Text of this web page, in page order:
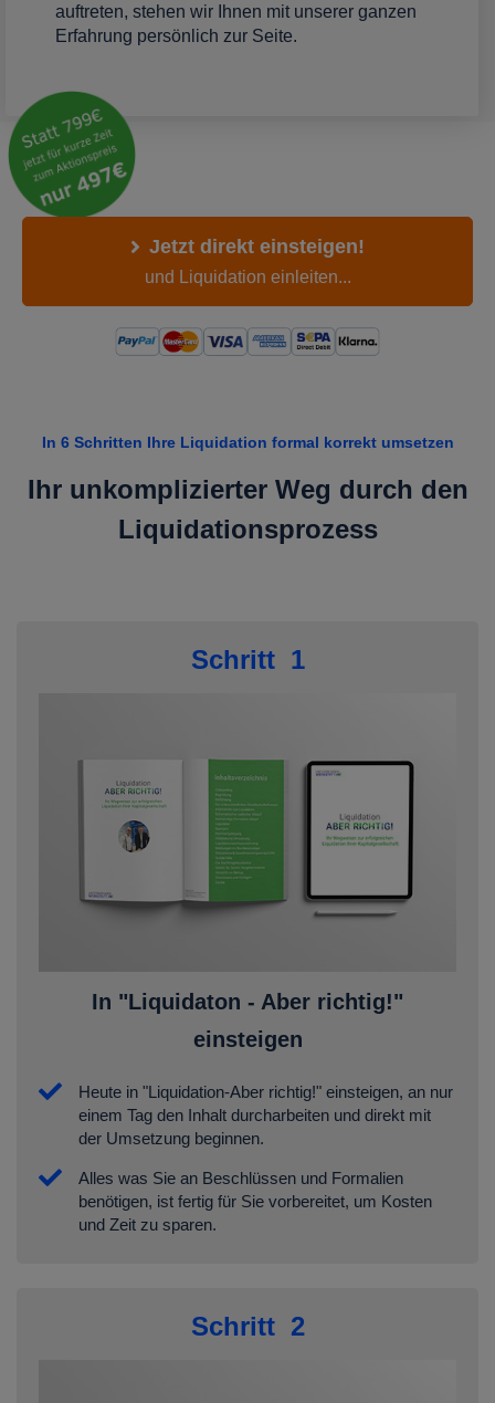
auftreten, stehen wir Ihnen mit unserer ganzen
Erfahrung persönlich zur Seite.
Jetzt direkt einsteigen!
und Liquidation einleiten...
In 6 Schritten Ihre Liquidation formal korrekt umsetzen
Ihr unkomplizierter Weg durch den
Liquidationsprozess
Schritt 1
In "Liquidaton - Aber richtig!"
einsteigen
Heute in "Liquidation-Aber richtig!" einsteigen, an nur
einem Tag den Inhalt durcharbeiten und direkt mit
der Umsetzung beginnen.
Alles was Sie an Beschlüssen und Formalien
benötigen, ist fertig für Sie vorbereitet, um Kosten
und Zeit zu sparen.
Schritt 2